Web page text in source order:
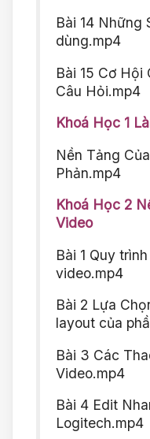
Bài 14 Những
dùng.mp4
Bài 15 Cơ Hội
Câu Hỏi.mp4
Khoá Học 1
Nền Tảng
Phản.mp4
Khoá Học 2
Video
Bài 1 Quy
video.mp4
Bài 2 Lựa
layout của
Bài 3 Các
Video.mp4
Bài 4 Edit
Logitech.mp4